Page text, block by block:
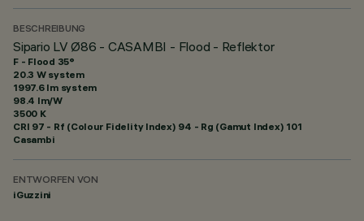
BESCHREIBUNG
Sipario LV Ø86 - CASAMBI - Flood - Reflektor
F - Flood 35°
20.3 W system
1997.6 lm system
98.4 lm/W
3500 K
CRI 97 - Rf (Colour Fidelity Index) 94 - Rg (Gamut Index) 101
Casambi
ENTWORFEN VON
iGuzzini